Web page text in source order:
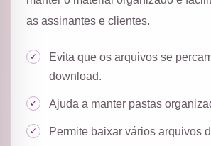
as assinantes e clientes.
Evita que os arquivos se
download.
Ajuda a manter pastas
Permite baixar vários arquivos